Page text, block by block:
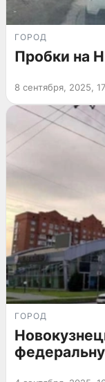
ГОРОД
Пробки на
8 сентября, 2025,
ГОРОД